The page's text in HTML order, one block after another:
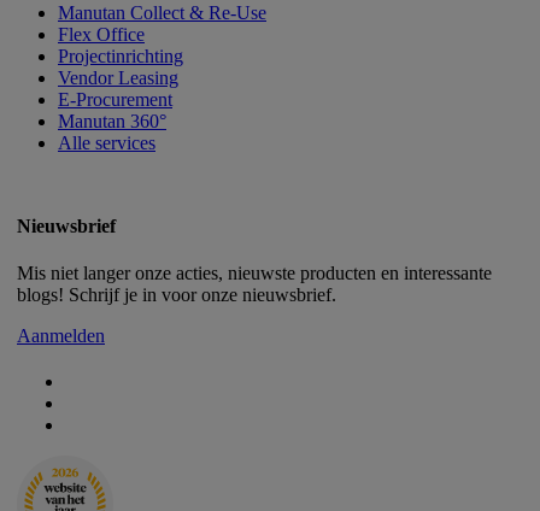
Manutan Collect & Re-Use
Flex Office
Projectinrichting
Vendor Leasing
E-Procurement
Manutan 360°
Alle services
Nieuwsbrief
Mis niet langer onze acties, nieuwste producten en interessante
blogs! Schrijf je in voor onze nieuwsbrief.
Aanmelden